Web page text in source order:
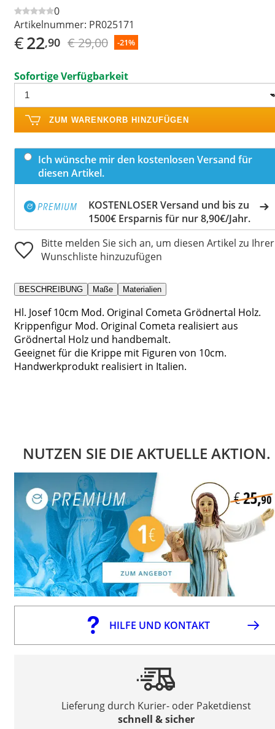
0
Artikelnummer: PR025171
€22,90 € 29,00 -21%
Sofortige Verfügbarkeit
ZUM WARENKORB HINZUFÜGEN
Ich wünsche mir den kostenlosen Versand für
diesen Artikel.
KOSTENLOSER Versand und bis zu
1500€ Ersparnis für nur 8,90€/Jahr.
Bitte melden Sie sich an, um diesen Artikel zu Ihrer
Wunschliste hinzuzufügen
BESCHREIBUNG Maße Materialien
Hl. Josef 10cm Mod. Original Cometa Grödnertal Holz.
Krippenfigur Mod. Original Cometa realisiert aus
Grödnertal Holz und handbemalt.
Geeignet für die Krippe mit Figuren von 10cm.
Handwerkprodukt realisiert in Italien.
NUTZEN SIE DIE AKTUELLE AKTION.
HILFE UND KONTAKT
Lieferung durch Kurier- oder Paketdienst
schnell & sicher